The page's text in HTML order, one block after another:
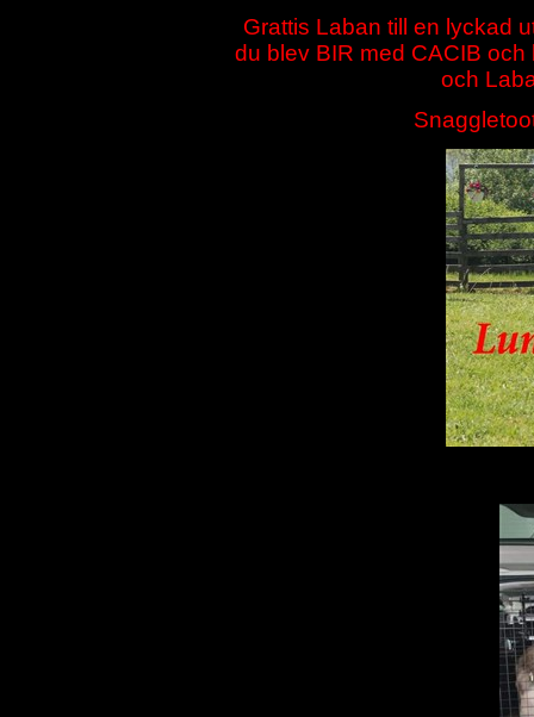
Grattis Laban till en lyckad
du blev BIR med CACIB
och